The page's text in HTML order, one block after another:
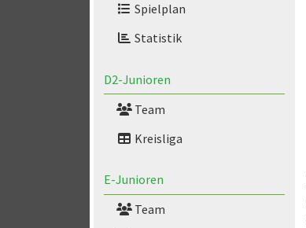
Spielplan
Statistik
D2-Junioren
Team
Kreisliga
E-Junioren
Team